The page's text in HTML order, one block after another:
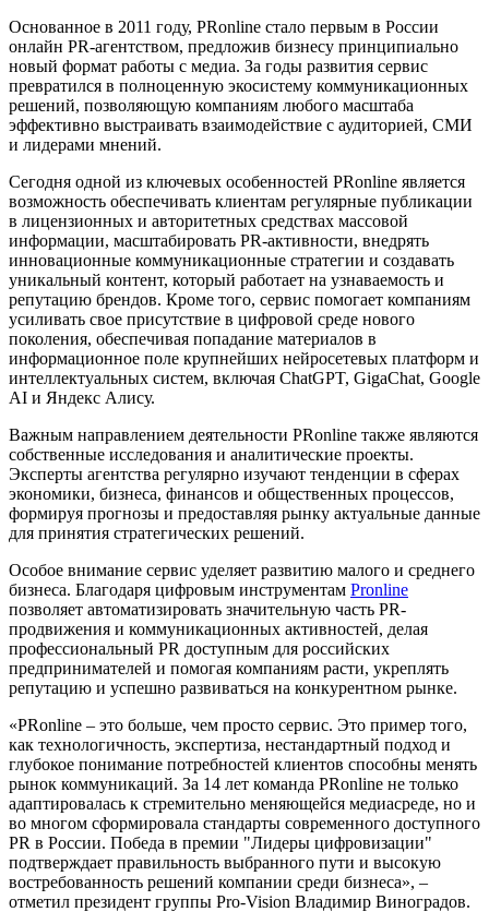
Основанное в 2011 году, PRonline стало первым в России
онлайн PR-агентством, предложив бизнесу принципиально
новый формат работы с медиа. За годы развития сервис
превратился в полноценную экосистему коммуникационных
решений, позволяющую компаниям любого масштаба
эффективно выстраивать взаимодействие с аудиторией, СМИ
и лидерами мнений.
Сегодня одной из ключевых особенностей PRonline является
возможность обеспечивать клиентам регулярные публикации
в лицензионных и авторитетных средствах массовой
информации, масштабировать PR-активности, внедрять
инновационные коммуникационные стратегии и создавать
уникальный контент, который работает на узнаваемость и
репутацию брендов. Кроме того, сервис помогает компаниям
усиливать свое присутствие в цифровой среде нового
поколения, обеспечивая попадание материалов в
информационное поле крупнейших нейросетевых платформ и
интеллектуальных систем, включая ChatGPT, GigaChat, Google
AI и Яндекс Алису.
Важным направлением деятельности PRonline также являются
собственные исследования и аналитические проекты.
Эксперты агентства регулярно изучают тенденции в сферах
экономики, бизнеса, финансов и общественных процессов,
формируя прогнозы и предоставляя рынку актуальные данные
для принятия стратегических решений.
Особое внимание сервис уделяет развитию малого и среднего
бизнеса. Благодаря цифровым инструментам Pronline
позволяет автоматизировать значительную часть PR-
продвижения и коммуникационных активностей, делая
профессиональный PR доступным для российских
предпринимателей и помогая компаниям расти, укреплять
репутацию и успешно развиваться на конкурентном рынке.
«PRonline – это больше, чем просто сервис. Это пример того,
как технологичность, экспертиза, нестандартный подход и
глубокое понимание потребностей клиентов способны менять
рынок коммуникаций. За 14 лет команда PRonline не только
адаптировалась к стремительно меняющейся медиасреде, но и
во многом сформировала стандарты современного доступного
PR в России. Победа в премии "Лидеры цифровизации"
подтверждает правильность выбранного пути и высокую
востребованность решений компании среди бизнеса», –
отметил президент группы Pro-Vision Владимир Виноградов.